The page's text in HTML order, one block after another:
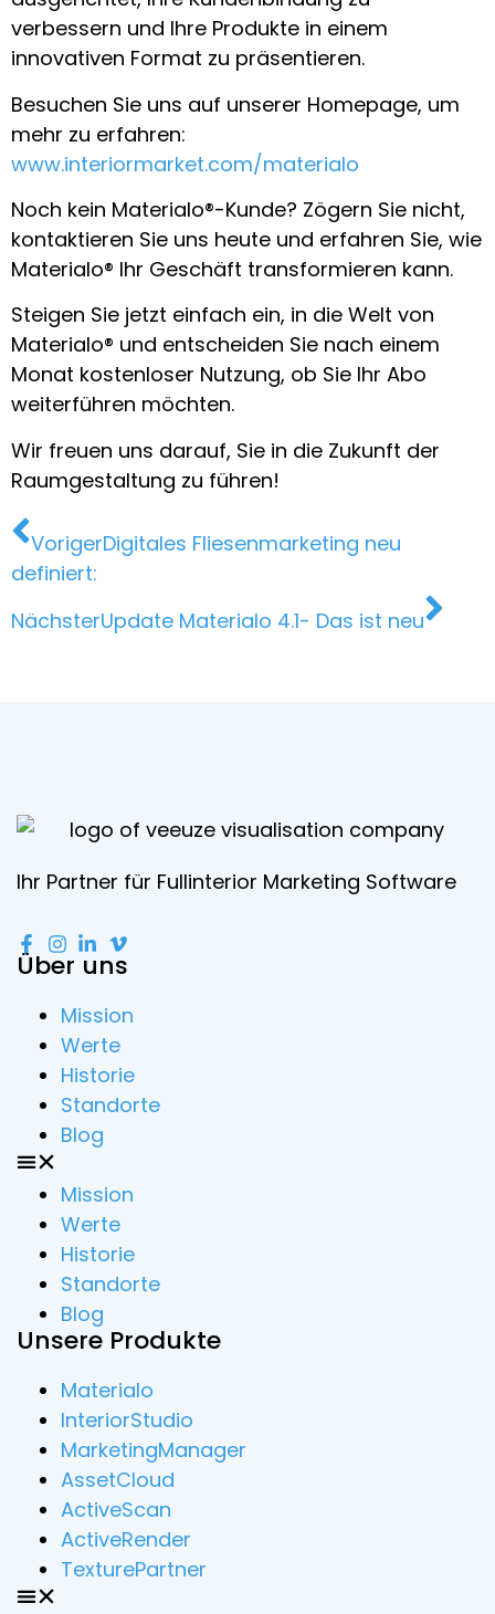
verbessern und Ihre Produkte in einem
innovativen Format zu präsentieren.
Besuchen Sie uns auf unserer Homepage, um
mehr zu erfahren:
www.interiormarket.com/materialo
Noch kein Materialo®-Kunde? Zögern Sie nicht,
kontaktieren Sie uns heute und erfahren Sie, wie
Materialo® Ihr Geschäft transformieren kann.
Steigen Sie jetzt einfach ein, in die Welt von
Materialo® und entscheiden Sie nach einem
Monat kostenloser Nutzung, ob Sie Ihr Abo
weiterführen möchten.
Wir freuen uns darauf, Sie in die Zukunft der
Raumgestaltung zu führen!
VorigerDigitales Fliesenmarketing neu
definiert:
NächsterUpdate Materialo 4.1- Das ist neu
Ihr Partner für Fullinterior Marketing Software
Über uns
Mission
Werte
Historie
Standorte
Blog
Mission
Werte
Historie
Standorte
Blog
Unsere Produkte
Materialo
InteriorStudio
MarketingManager
AssetCloud
ActiveScan
ActiveRender
TexturePartner